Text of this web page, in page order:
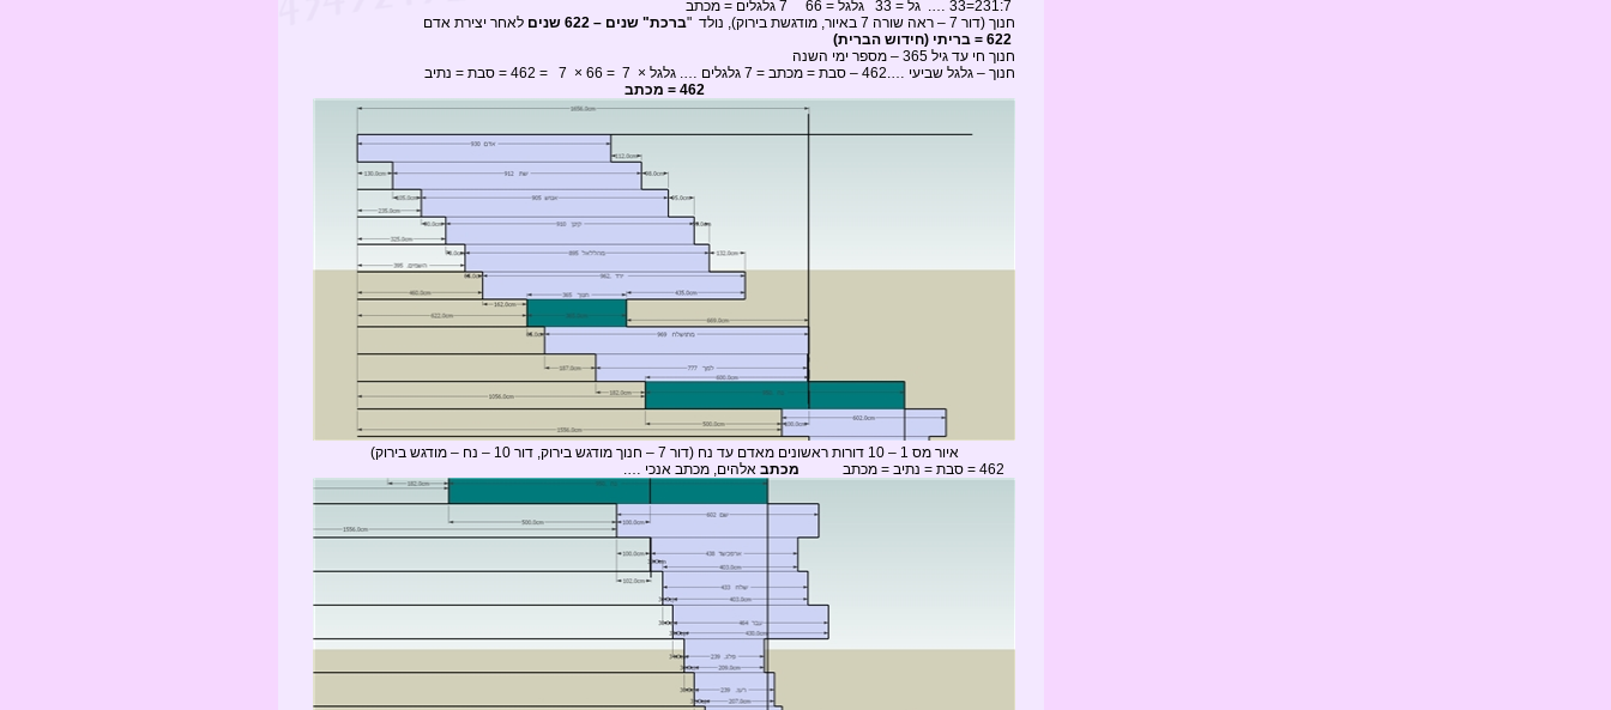
חנוך (דור 7 – ראה שורה 7 באיור, מודגשת בירוק), נולד "
ברכת" שנים – 622 שנים
לאחר יצירת אדם
חנוך חי עד גיל 365 – מספר ימי השנה
חנוך – גלגל שביעי ….462 – סבת = מכתב = 7 גלגלים …. גלגל × 7 = 66 × 7 = 462 = סבת = נתיב
462 = מכתב
איור מס 1 – 10 דורות ראשונים מאדם עד נח (דור 7 – חנוך מודגש בירוק, דור 10 – נח – מודגש בירוק)
מכתב אלהים, מכתב אנכי ….